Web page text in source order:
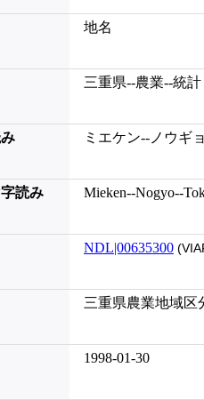
地名
三重県--農業--統計
ミエケン--ノウギ
読み Mieken--Nogyo--
NDL|00635300
三重県農業地域区
1998-01-30